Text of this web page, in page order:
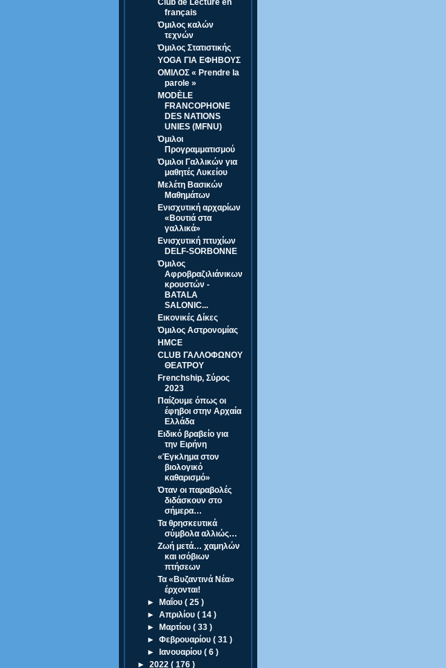
Club de Lecture en
français
Όμιλος καλών
τεχνών
Όμιλος Στατιστικής
YOGA ΓΙΑ ΕΦΗΒΟΥΣ
ΟΜΙΛΟΣ « Prendre la
parole »
MODÈLE
FRANCOPHONE
DES NATIONS
UNIES (MFNU)
Όμιλοι
Προγραμματισμού
Όμιλοι Γαλλικών για
μαθητές Λυκείου
Μελέτη Βασικών
Μαθημάτων
Ενισχυτική αρχαρίων
«Βουτιά στα
γαλλικά»
Ενισχυτική πτυχίων
DELF-SORBONNE
Όμιλος
Αφροβραζιλιάνικων
κρουστών -
BATALA
SALONIC...
Εικονικές Δίκες
Όμιλος Αστρονομίας
HMCE
CLUB ΓΑΛΛΟΦΩΝΟΥ
ΘΕΑΤΡΟΥ
Frenchship, Σύρος
2023
Παίζουμε όπως οι
έφηβοι στην Αρχαία
Ελλάδα
Ειδικό βραβείο για
την Ειρήνη
«Έγκλημα στον
βιολογικό
καθαρισμό»
Όταν οι παραβολές
διδάσκουν στο
σήμερα…
Τα θρησκευτικά
σύμβολα αλλιώς…
Ζωή μετά… χαμηλών
και ισόβιων
πτήσεων
Τα «Βυζαντινά Νέα»
έρχονται!
►
Μαΐου( 25 )
►Απριλίου( 14 )
►
Μαρτίου( 33 )
►Φεβρουαρίου( 31 )
►
Ιανουαρίου( 6 )
► 2022 ( 176 )